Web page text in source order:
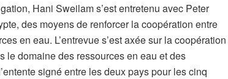
Hani Sweilam s’est entretenu avec Peter
des moyens de renforcer la coopération entre
en eau. L’entrevue s’est axée sur la coopération
le domaine des ressources en eau et des
signé entre les deux pays pour les cinq